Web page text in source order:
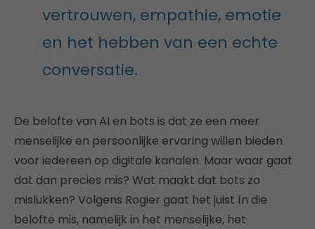
vertrouwen, empathie, emotie
en het hebben van een echte
conversatie.
De belofte van AI en bots is dat ze een meer
menselijke en persoonlijke ervaring willen bieden
voor iedereen op digitale kanalen. Maar waar gaat
dat dan precies mis? Wat maakt dat bots zo
mislukken? Volgens Rogier gaat het juist ín die
belofte mis, namelijk in het menselijke, het